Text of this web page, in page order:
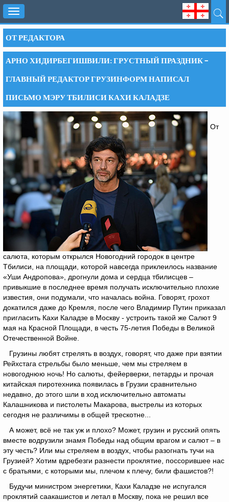
Toggle
navigation
ОТ РЕДАКТОРА
АРНО ХИДИРБЕГИШВИЛИ: ГРУСТНЫЙ ПРАЗДНИК –
ГЛАВНЫЙ РЕДАКТОР ГРУЗИНФОРМ НАПИСАЛ
ПИСЬМО МЭРУ ТБИЛИСИ КАХИ КАЛАДЗЕ
От
салюта, которым открылся Новогодний городок в центре
Тбилиси, на площади, которой навсегда приклеилось название
«Уши Андропова», дрогнули дома и сердца тбилисцев –
привыкшие в последнее время получать исключительно плохие
известия, они подумали, что началась война. Говорят, грохот
докатился даже до Кремля, после чего Владимир Путин приказал
пригласить Кахи Каладзе в Москву - устроить такой же Салют 9
мая на Красной Площади, в честь 75-летия Победы в Великой
Отечественной Войне.
Грузины любят стрелять в воздух, говорят, что даже при взятии
Рейхстага стрельбы было меньше, чем мы стреляем в
новогоднюю ночь! Но салюты, фейерверки, петарды и прочая
китайская пиротехника появилась в Грузии сравнительно
недавно, до этого шли в ход исключительно автоматы
Калашникова и пистолеты Макарова, выстрелы из которых
сегодня не различимы в общей трескотне...
А может, всё не так уж и плохо? Может, грузин и русский опять
вместе водрузили знамя Победы над общим врагом и салют – в
эту честь? Или мы стреляем в воздух, чтобы разогнать тучи на
Грузией? Хотим вдребезги разнести проклятие, поссорившее нас
с братьями, с которыми мы, плечом к плечу, били фашистов?!
Будучи министром энергетики, Кахи Каладзе не испугался
проклятий саакашистов и летал в Москву, пока не решил все